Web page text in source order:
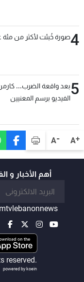
A+
A-
4صورة خُبئت لأكثر من مئة
5بعد واقعة الضرب...
الفيديو برسم المعنيين
أهم الأخبار و
reserved.
powered by koein